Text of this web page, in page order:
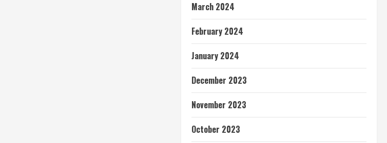
March 2024
February 2024
January 2024
December 2023
November 2023
October 2023